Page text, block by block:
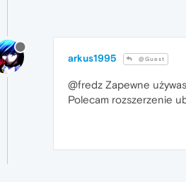
arkus1995 @Guest
@fredz Zapewne
Polecam rozszerzenie